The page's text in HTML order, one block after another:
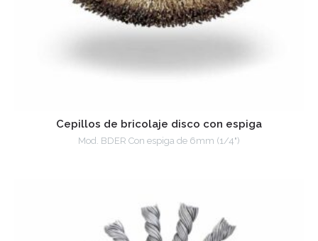
Cepillos de bricolaje disco con espiga
Mod. BDER Con espiga de 6mm (1/4")